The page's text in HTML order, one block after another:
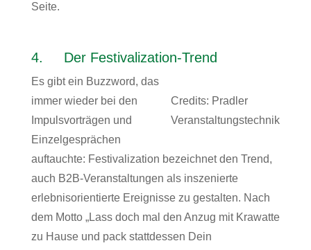
Seite.
4. Der Festivalization-Trend
Credits: Pradler
Veranstaltungstechnik
Es gibt ein Buzzword, das
immer wieder bei den
Impulsvorträgen und
Einzelgesprächen
auftauchte: Festivalization bezeichnet den Trend,
auch B2B-Veranstaltungen als inszenierte
erlebnisorientierte Ereignisse zu gestalten. Nach
dem Motto „Lass doch mal den Anzug mit Krawatte
zu Hause und pack stattdessen Dein